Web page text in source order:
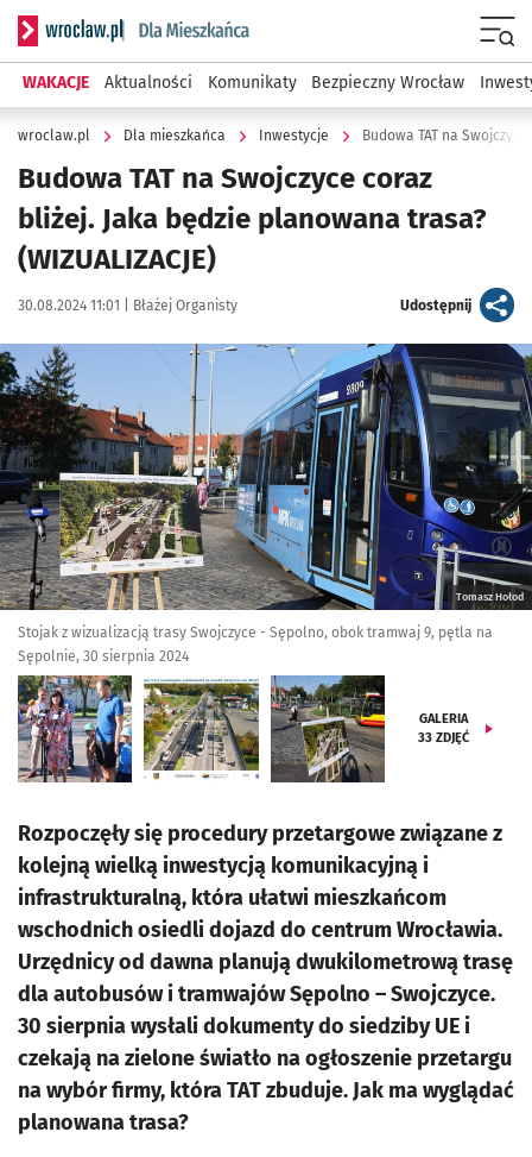
Serwis informacyjny wroclaw.pl podserwis: Dla mieszkańca
WAKACJE Aktualności Komunikaty Bezpieczny Wrocław
wroclaw.pl Dla mieszkańca Inwestycje Budowa TAT na
Budowa TAT na Swojczyce coraz
bliżej. Jaka będzie planowana trasa?
(WIZUALIZACJE)
Data publikacji:
30.08.2024 11:01 | Autor:
Błażej Organisty Udostępnijartykuł
Kliknij, aby zobaczyć galerię
Kliknij, aby powiększyć
Tomasz Hołod
Stojak z wizualizacją trasy Swojczyce - Sępolno, obok tramwaj 9, pętla na
Sępolnie, 30 sierpnia 2024
GALERIA
33 ZDJĘĆ
Rozpoczęły się procedury przetargowe związane z
kolejną wielką inwestycją komunikacyjną i
infrastrukturalną, która ułatwi mieszkańcom
wschodnich osiedli dojazd do centrum Wrocławia.
Urzędnicy od dawna planują dwukilometrową trasę
dla autobusów i tramwajów Sępolno – Swojczyce.
30 sierpnia wysłali dokumenty do siedziby UE i
czekają na zielone światło na ogłoszenie przetargu
na wybór firmy, która TAT zbuduje. Jak ma wyglądać
planowana trasa?